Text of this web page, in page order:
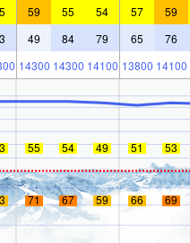
59 55 54 57 59
49 84 79 65 76
14300 14300 14100 13800 14100
55 54 49 51 53
71 67 59 66 69